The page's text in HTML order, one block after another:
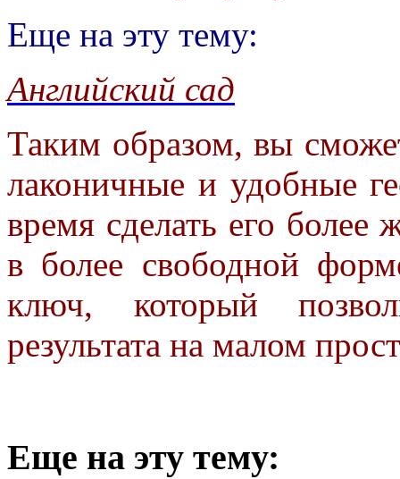
Еще на эту тему:
Английский сад
Таким образом, вы
лаконичные и удобные
время сделать его
в более свободной
ключ, который
результата на малом
Еще на эту тему: